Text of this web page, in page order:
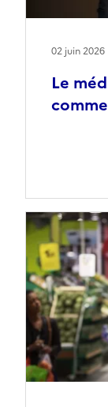
Le
02 juin 2026